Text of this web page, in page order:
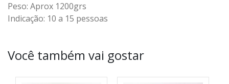
Peso: Aprox 1200grs
Indicação: 10 a 15 pessoas
Você também vai gostar